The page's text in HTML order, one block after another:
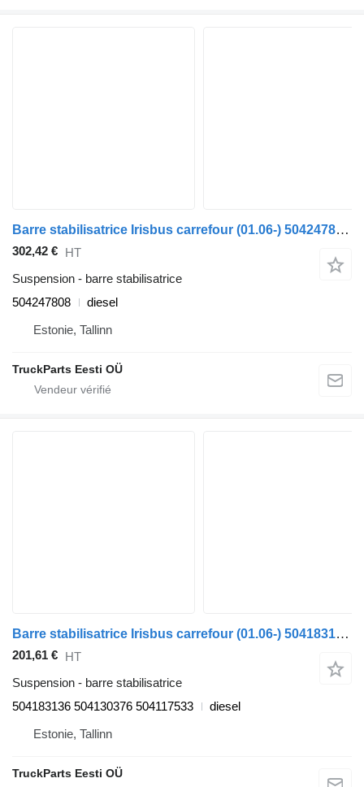
Barre stabilisatrice Irisbus carrefour (01.06-) 504247808 pour Irisbus Arway, Crossway, Crealis, Magelys, Proway, Daily Tourys (2006-)
302,42 € HT
Suspension - barre stabilisatrice
504247808
diesel
Estonie, Tallinn
TruckParts Eesti OÜ
Barre stabilisatrice Irisbus carrefour (01.06-) 504183136 pour Irisbus Arway, Crossway, Crealis, Magelys, Proway, Daily Tourys (2006-)
201,61 € HT
Suspension - barre stabilisatrice
504183136 504130376 504117533
diesel
Estonie, Tallinn
TruckParts Eesti OÜ